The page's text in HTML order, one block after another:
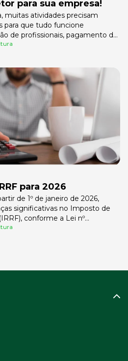
para sua empresa!
muitas atividades precisam
para que tudo funcione
de profissionais, pagamento de
cumprimento da
os processos administrativos
aconteçam de forma […]
para 2026
de 1º de janeiro de 2026,
significativas no Imposto de
conforme a Lei nº
As alterações têm como